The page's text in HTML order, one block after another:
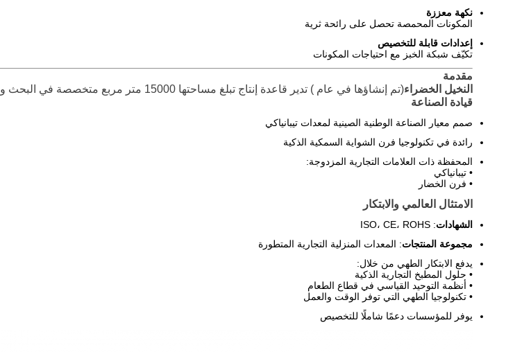
نكهة معززة
المكونات المحمصة تحصل على رائحة ثرية
إعدادات قابلة للتخصيص
تكيّف شبكة الخبز مع احتياجات المكونات
مقدمة
النخيل الخضراء(تم إنشاؤها في عام ) تدير قاعدة إنتاج تبلغ مساحتها 15000 متر مربع متخصصة في البحث والتطوير وتصنيع معدات تيبانياكي والشواية المتميزة.
قيادة الصناعة
صمم معيار الصناعة الوطنية الصينية لمعدات تيبانياكي
رائدة في تكنولوجيا فرن الشواية السمكية الذكية
المحفظة ذات العلامات التجارية المزدوجة:
• تيبانياكي
• فرن الخضار
الامتثال العالمي والابتكار
الشهادات: ISO، CE، ROHS
مجموعة المنتجات: المعدات المنزلية التجارية المتطورة
يدفع الابتكار الطهي من خلال:
• حلول المطبخ التجارية الذكية
• أنظمة التوحيد القياسي في قطاع الطعام
• تكنولوجيا الطهي التي توفر الوقت والعمل
يوفر للمؤسسات دعمًا شاملًا للتخصيص